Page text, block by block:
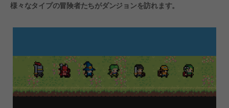
During the Early Access period, we plan to collect
Furthermore, we're considering various ways to
make repeated playthroughs more unique and
interesting.
We also have plans for modes that players can
様々なタイプの冒険者たちがダンジョンを訪れます。